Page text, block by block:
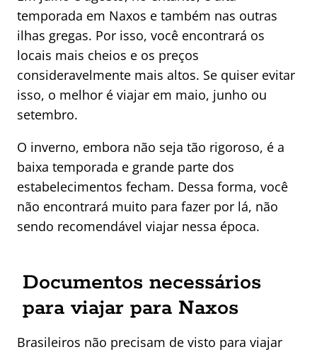
temporada em Naxos e também nas outras
ilhas gregas. Por isso, você encontrará os
locais mais cheios e os preços
consideravelmente mais altos. Se quiser evitar
isso, o melhor é viajar em maio, junho ou
setembro.
O inverno, embora não seja tão rigoroso, é a
baixa temporada e grande parte dos
estabelecimentos fecham. Dessa forma, você
não encontrará muito para fazer por lá, não
sendo recomendável viajar nessa época.
Documentos necessários
para viajar para Naxos
Brasileiros não precisam de visto para viajar